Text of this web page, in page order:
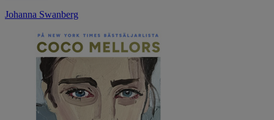
Johanna Swanberg